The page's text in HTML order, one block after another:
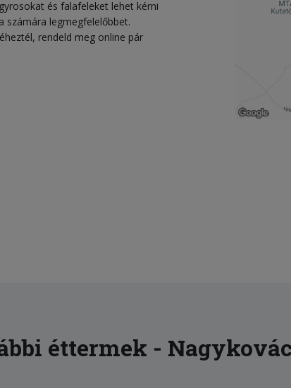
és falafeleket lehet kérni
számára legmegfelelőbbet.
rendeld meg online pár
éttermek -